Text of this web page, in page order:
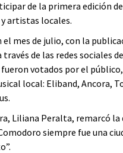
de la primera edición
artistas locales.
mes de julio, con la
de las redes sociales
votados por el
local: Eliband, Ancora,
Liliana Peralta, remarcó la
siempre fue una